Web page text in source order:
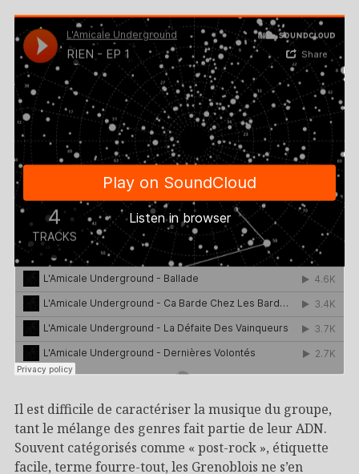
Il est difficile de caractériser la musique du groupe,
tant le mélange des genres fait partie de leur ADN.
Souvent catégorisés comme « post-rock », étiquette
facile, terme fourre-tout, les Grenoblois ne s’en